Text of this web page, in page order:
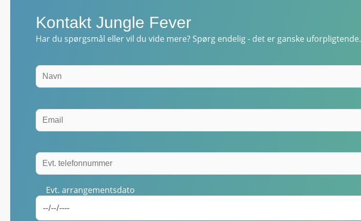
Kontakt Jungle Fever
Har du spørgsmål eller vil du vide mere? Spørg endelig - det er ganske uforpligtende.
Evt. arrangementsdato